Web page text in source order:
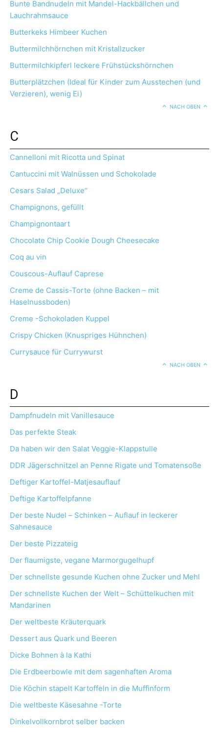
Bunte Bandnudeln mit Mandel-Hackbällchen und
Lauchrahmsauce
Butterkeks Himbeer Kuchen
Buttermilchhörnchen mit Kristallzucker
Buttermilchkipferl leckere Frühstückshörnchen
Butterplätzchen (Ideal für Kinder zum Ausstechen (und
Verzieren), wenig Ei)
NACH OBEN
C
Cannelloni mit Ricotta und Spinat
Cantuccini mit Walnüssen und Schokolade
Cesars Salad „Deluxe“
Champignons, gefüllt
Champignontaart
Chocolate Chip Cookie Dough Cheesecake
Coq au vin
Couscous-Auflauf Caprese
Creme de Cassis-Torte (ohne Backen – mit
Haselnussboden)
Creme -Schokoladen Kuppel
Crispy Chicken (Knuspriges Hühnchen)
Currysauce für Currywurst
NACH OBEN
D
Dampfnudeln mit Vanillesauce
Das perfekte Steak
Da haben wir den Salat Veggie-Klappstulle
DDR Jägerschnitzel an Penne Rigate und Tomatensoße
Deftiger Kartoffel-Matjesauflauf
Deftige Kartoffelpfanne
Der beste Nudel – Schinken – Auflauf in leckerer
Sahnesauce
Der beste Pizzateig
Der flaumigste, vegane Marmorgugelhupf
Der schnellste gesunde Kuchen ohne Zucker und Mehl
Der schnellste Kuchen der Welt – Schüttelkuchen mit
Mandarinen
Der weltbeste Kräuterquark
Dessert aus Quark und Beeren
Dicke Bohnen à la Kathi
Die Erdbeerbowle mit dem sagenhaften Aroma
Die Köchin stapelt Kartoffeln in die Muffinform
Die weltbeste Käsesahne -Torte
Dinkelvollkornbrot selber backen